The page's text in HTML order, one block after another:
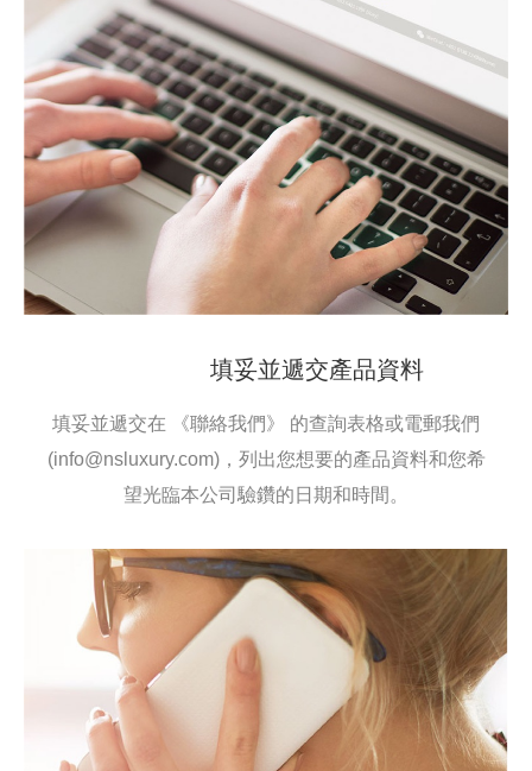
填妥並遞交產品資料
填妥並遞交在 《聯絡我們》
的查詢表格或電郵我們
(info@nsluxury.com)，列出您想要的產品資料和您希
望光臨本公司驗鑽的日期和時間。